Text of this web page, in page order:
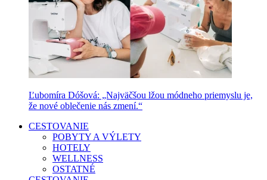
Ľubomíra Dóšová: „Najväčšou lžou módneho priemyslu je,
že nové oblečenie nás zmení.“
CESTOVANIE
POBYTY A VÝLETY
HOTELY
WELLNESS
OSTATNÉ